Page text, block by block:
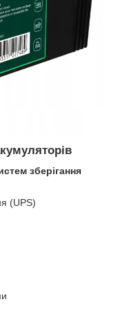
зберігання
(UPS)